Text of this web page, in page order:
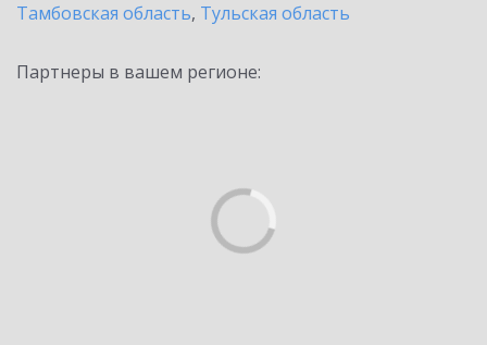
Тамбовская область, Тульская область
Партнеры в вашем регионе: